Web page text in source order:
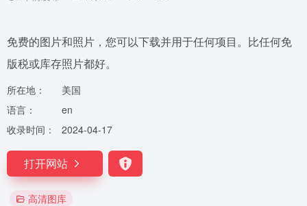
免费的图片和照片，您可以下载并用于任何项目。比任何免
版税或库存照片都好。
所在地：
美国
语言：
en
收录时间：
2024-04-17
打开网站
高清图库